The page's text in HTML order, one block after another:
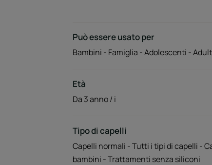
Può essere usato per
Bambini - Famiglia - Adolescenti -
Età
Da 3 anno / i
Tipo di capelli
Capelli normali - Tutti i tipi di capelli -
bambini - Trattamenti senza siliconi